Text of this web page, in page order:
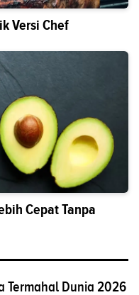
Versi Chef
Cepat Tanpa
Termahal Dunia 2026